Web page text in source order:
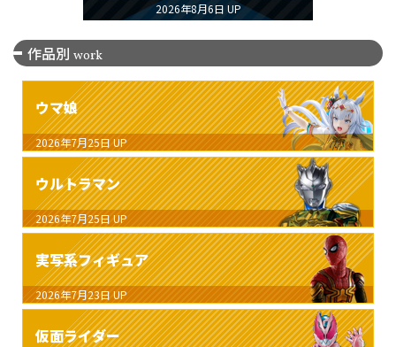
2026年8月6日 UP
作品別 work
ウマ娘
2026年7月25日 UP
ウルトラマン
2026年7月25日 UP
実写系フィギュア
2026年7月23日 UP
仮面ライダー